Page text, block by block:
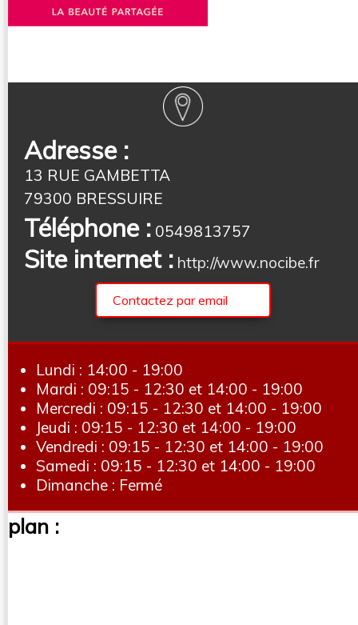
Adresse :
13 RUE GAMBETTA
79300 BRESSUIRE
Téléphone : 0549813757
Site internet : http://www.nocibe.fr
Contactez par email
Lundi : 14:00 - 19:00
Mardi : 09:15 - 12:30 et 14:00 - 19:00
Mercredi : 09:15 - 12:30 et 14:00 - 19:00
Jeudi : 09:15 - 12:30 et 14:00 - 19:00
Vendredi : 09:15 - 12:30 et 14:00 - 19:00
Samedi : 09:15 - 12:30 et 14:00 - 19:00
Dimanche : Fermé
plan :